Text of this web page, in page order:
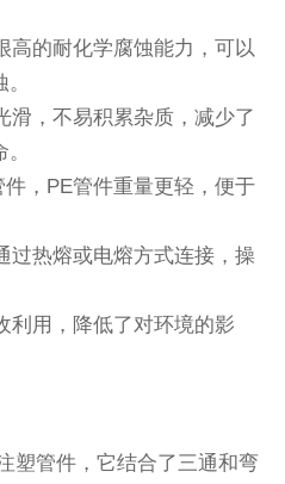
高的耐化学腐蚀能力，可以
滑，不易积累杂质，减少了
，PE管件重量更轻，便于
过热熔或电熔方式连接，操
利用，降低了对环境的影
塑管件，它结合了三通和弯